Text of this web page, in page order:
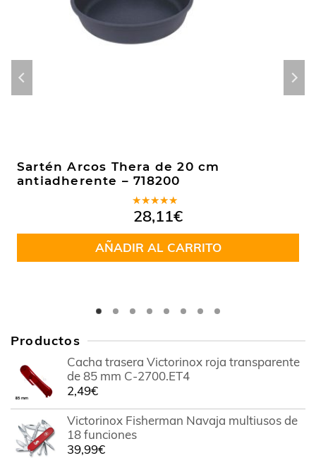
Sartén Arcos Thera de 20 cm
antiadherente – 718200
Valorado
en5.00de
5
28,11€
AÑADIR AL CARRITO
Productos
Cacha trasera Victorinox roja transparente
de 85 mm C-2700.ET4
2,49€
Victorinox Fisherman Navaja multiusos de
18 funciones
39,99€